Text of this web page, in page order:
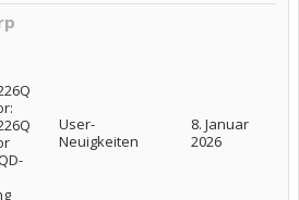
User-
Neuigkeiten
8. Januar
2026